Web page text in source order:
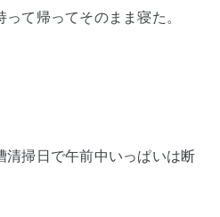
て帰ってそのまま寝た。
清掃日で午前中いっぱいは断